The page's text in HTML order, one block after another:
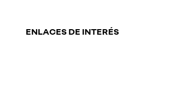
ENLACES DE INTERÉS